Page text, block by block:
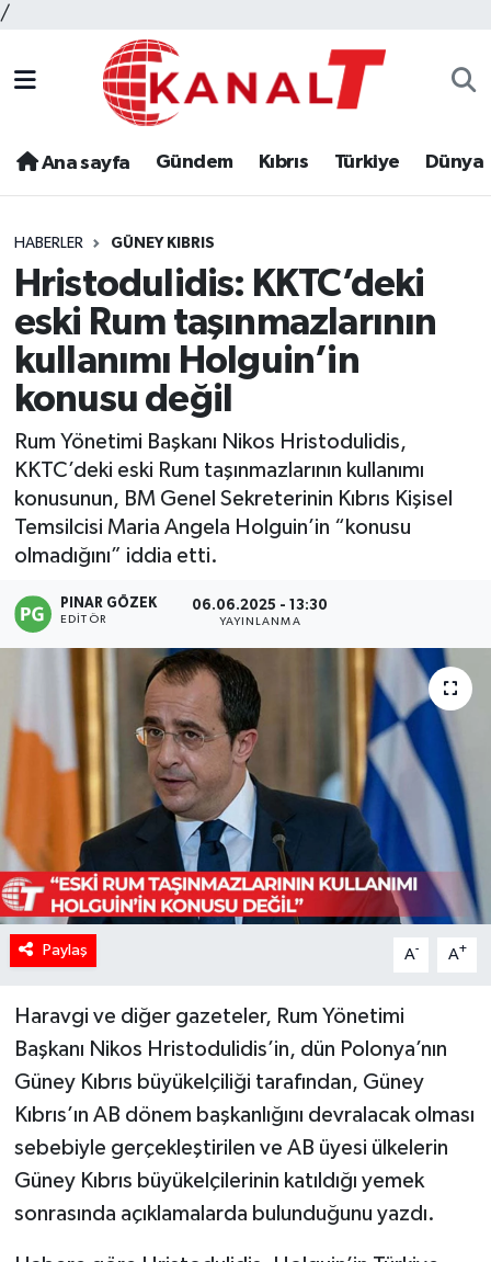
/
Ana sayfa Gündem Kıbrıs Türkiye Dünya
HABERLER GÜNEY KIBRIS
Hristodulidis: KKTC’deki
eski Rum taşınmazlarının
kullanımı Holguin’in
konusu değil
Rum Yönetimi Başkanı Nikos Hristodulidis,
KKTC’deki eski Rum taşınmazlarının kullanımı
konusunun, BM Genel Sekreterinin Kıbrıs Kişisel
Temsilcisi Maria Angela Holguin’in “konusu
olmadığını” iddia etti.
PINAR GÖZEK
EDITÖR
06.06.2025 - 13:30
YAYINLANMA
Paylaş A- A+
Haravgi ve diğer gazeteler, Rum Yönetimi
Başkanı Nikos Hristodulidis’in, dün Polonya’nın
Güney Kıbrıs büyükelçiliği tarafından, Güney
Kıbrıs’ın AB dönem başkanlığını devralacak olması
sebebiyle gerçekleştirilen ve AB üyesi ülkelerin
Güney Kıbrıs büyükelçilerinin katıldığı yemek
sonrasında açıklamalarda bulunduğunu yazdı.